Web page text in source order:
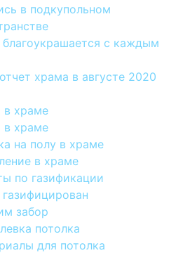
в подкупольном
с каждым
храма в августе 2020
храме
храме
на полу в храме
в храме
по газификации
забор
потолка
для потолка